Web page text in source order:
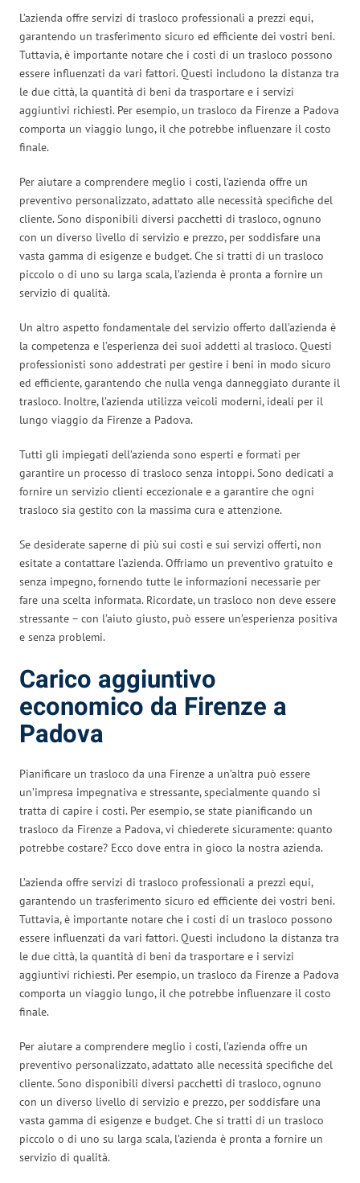
L’azienda offre servizi di trasloco professionali a prezzi equi,
garantendo un trasferimento sicuro ed efficiente dei vostri beni.
Tuttavia, è importante notare che i costi di un trasloco possono
essere influenzati da vari fattori. Questi includono la distanza tra
le due città, la quantità di beni da trasportare e i servizi
aggiuntivi richiesti. Per esempio, un trasloco da Firenze a Padova
comporta un viaggio lungo, il che potrebbe influenzare il costo
finale.
Per aiutare a comprendere meglio i costi, l’azienda offre un
preventivo personalizzato, adattato alle necessità specifiche del
cliente. Sono disponibili diversi pacchetti di trasloco, ognuno
con un diverso livello di servizio e prezzo, per soddisfare una
vasta gamma di esigenze e budget. Che si tratti di un trasloco
piccolo o di uno su larga scala, l’azienda è pronta a fornire un
servizio di qualità.
Un altro aspetto fondamentale del servizio offerto dall’azienda è
la competenza e l’esperienza dei suoi addetti al trasloco. Questi
professionisti sono addestrati per gestire i beni in modo sicuro
ed efficiente, garantendo che nulla venga danneggiato durante il
trasloco. Inoltre, l’azienda utilizza veicoli moderni, ideali per il
lungo viaggio da Firenze a Padova.
Tutti gli impiegati dell’azienda sono esperti e formati per
garantire un processo di trasloco senza intoppi. Sono dedicati a
fornire un servizio clienti eccezionale e a garantire che ogni
trasloco sia gestito con la massima cura e attenzione.
Se desiderate saperne di più sui costi e sui servizi offerti, non
esitate a contattare l’azienda. Offriamo un preventivo gratuito e
senza impegno, fornendo tutte le informazioni necessarie per
fare una scelta informata. Ricordate, un trasloco non deve essere
stressante – con l’aiuto giusto, può essere un’esperienza positiva
e senza problemi.
Carico aggiuntivo
economico da Firenze a
Padova
Pianificare un trasloco da una Firenze a un’altra può essere
un’impresa impegnativa e stressante, specialmente quando si
tratta di capire i costi. Per esempio, se state pianificando un
trasloco da Firenze a Padova, vi chiederete sicuramente: quanto
potrebbe costare? Ecco dove entra in gioco la nostra azienda.
L’azienda offre servizi di trasloco professionali a prezzi equi,
garantendo un trasferimento sicuro ed efficiente dei vostri beni.
Tuttavia, è importante notare che i costi di un trasloco possono
essere influenzati da vari fattori. Questi includono la distanza tra
le due città, la quantità di beni da trasportare e i servizi
aggiuntivi richiesti. Per esempio, un trasloco da Firenze a Padova
comporta un viaggio lungo, il che potrebbe influenzare il costo
finale.
Per aiutare a comprendere meglio i costi, l’azienda offre un
preventivo personalizzato, adattato alle necessità specifiche del
cliente. Sono disponibili diversi pacchetti di trasloco, ognuno
con un diverso livello di servizio e prezzo, per soddisfare una
vasta gamma di esigenze e budget. Che si tratti di un trasloco
piccolo o di uno su larga scala, l’azienda è pronta a fornire un
servizio di qualità.